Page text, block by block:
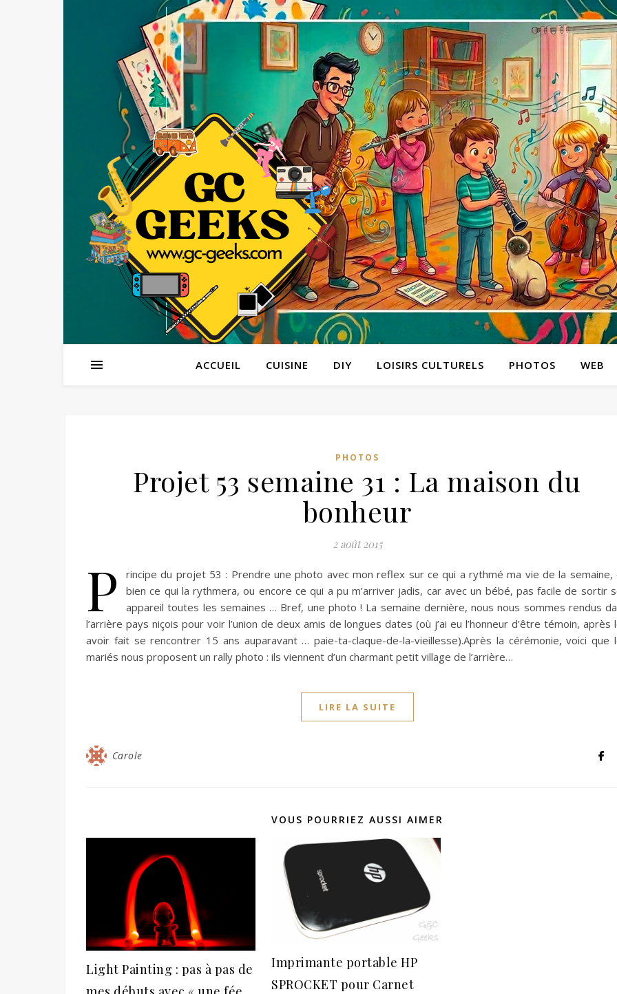
ACCUEIL CUISINE DIY LOISIRS CULTURELS PHOTOS WEB
PHOTOS
Projet 53 semaine 31 : La maison du
bonheur
2 août 2015
P
rincipe du projet 53 : Prendre une photo avec mon reflex sur ce qui a rythmé ma vie de la semaine,
bien ce qui la rythmera, ou encore ce qui a pu m’arriver jadis, car avec un bébé, pas facile de sortir
appareil toutes les semaines … Bref, une photo ! La semaine dernière, nous nous sommes rendus
l’arrière pays niçois pour voir l’union de deux amis de longues dates (où j’ai eu l’honneur d’être témoin, après
avoir fait se rencontrer 15 ans auparavant … paie-ta-claque-de-la-vieillesse).Après la cérémonie, voici que
mariés nous proposent un rally photo : ils viennent d’un charmant petit village de l’arrière…
LIRE LA SUITE
Carole
VOUS POURRIEZ AUSSI AIMER
Light Painting : pas à pas de
Imprimante portable HP
SPROCKET pour Carnet